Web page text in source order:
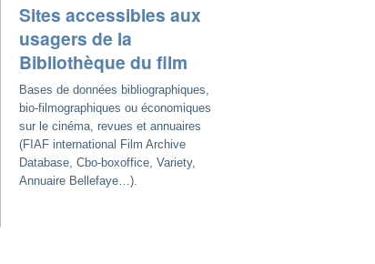
Sites accessibles aux
usagers de la
Bibliothèque du film
Bases de données bibliographiques,
bio-filmographiques ou économiques
sur le cinéma, revues et annuaires
(FIAF international Film Archive
Database, Cbo-boxoffice, Variety,
Annuaire Bellefaye…).